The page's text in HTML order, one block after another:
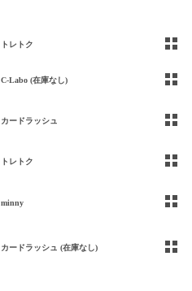
トレトク
C-Labo (在庫なし)
カードラッシュ
トレトク
minny
カードラッシュ (在庫なし)